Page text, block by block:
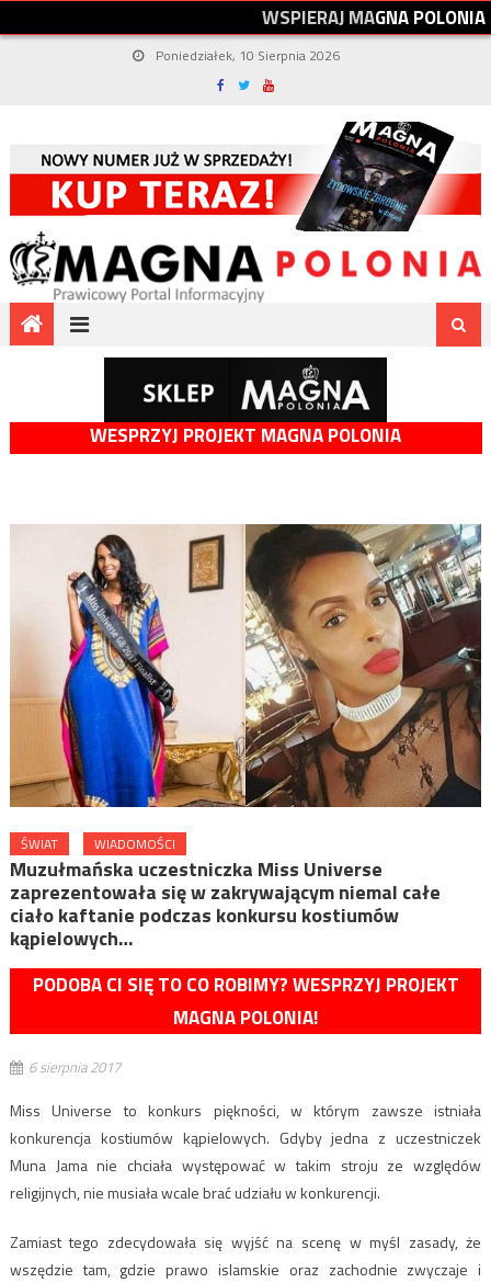
WSPIERAJMAGNAPOLONIA
Poniedziałek, 10 Sierpnia 2026
WESPRZYJ PROJEKT MAGNA POLONIA
ŚWIAT WIADOMOŚCI
Muzułmańska uczestniczka Miss Universe
zaprezentowała się w zakrywającym niemal całe
ciało kaftanie podczas konkursu kostiumów
kąpielowych…
PODOBA CI SIĘ TO CO ROBIMY? WESPRZYJ PROJEKT
MAGNA POLONIA!
6 sierpnia 2017
Miss Universe to konkurs piękności, w którym zawsze istniała
konkurencja kostiumów kąpielowych. Gdyby jedna z uczestniczek
Muna Jama nie chciała występować w takim stroju ze względów
religijnych, nie musiała wcale brać udziału w konkurencji.
Zamiast tego zdecydowała się wyjść na scenę w myśl zasady, że
wszędzie tam, gdzie prawo islamskie oraz zachodnie zwyczaje i